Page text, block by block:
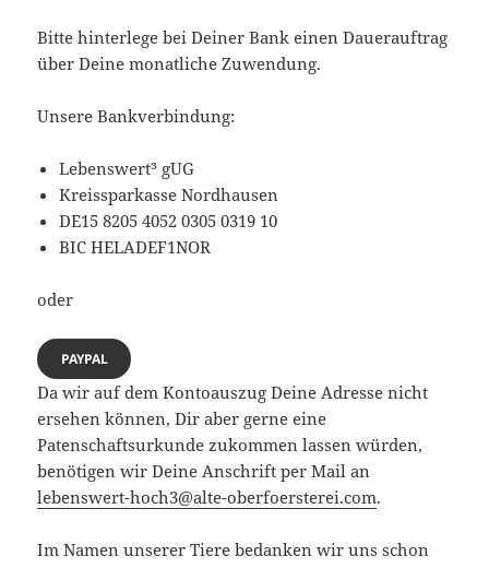
Bitte hinterlege bei Deiner Bank einen Dauerauftrag
über Deine monatliche Zuwendung.
Unsere Bankverbindung:
Lebenswert³ gUG
Kreissparkasse Nordhausen
DE15 8205 4052 0305 0319 10
BIC HELADEF1NOR
oder
PAYPAL
Da wir auf dem Kontoauszug Deine Adresse nicht
ersehen können, Dir aber gerne eine
Patenschaftsurkunde zukommen lassen würden,
benötigen wir Deine Anschrift per Mail an
lebenswert-hoch3@alte-oberfoersterei.com.
Im Namen unserer Tiere bedanken wir uns schon